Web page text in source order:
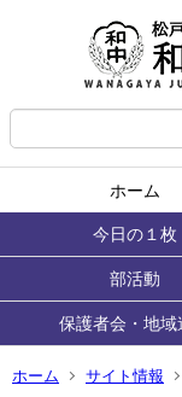
ホーム
今日の１枚
部活動
保護者会・地域
ホーム サイト情報